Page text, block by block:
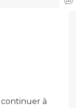
continuer à